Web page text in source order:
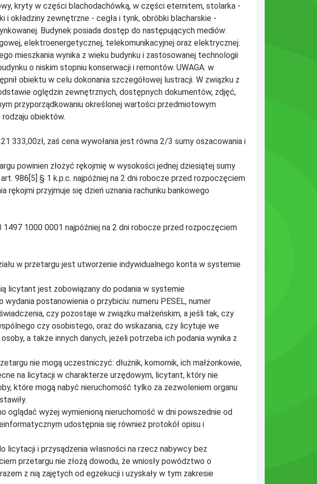
kryty w części blachodachówką, w części eternitem, stolarka -
i okładziny zewnętrzne - cegła i tynk, obróbki blacharskie -
Budynek posiada dostęp do następujących mediów:
elektroenergetycznej, telekomunikacyjnej oraz elektrycznej.
mieszkania wynika z wieku budynku i zastosowanej technologii
o niskim stopniu konserwacji i remontów. UWAGA: w
obiektu w celu dokonania szczegółowej lustracji. W związku z
oględzin zewnętrznych, dostępnych dokumentów, zdjęć,
przyporządkowaniu określonej wartości przedmiotowym
obiektów.
333,00zł, zaś cena wywołania jest równa 2/3 sumy oszacowania i
powinien złożyć rękojmię w wysokości jednej dziesiątej sumy
986[5] § 1 k.p.c. najpóźniej na 2 dni robocze przed rozpoczęciem
rękojmi przyjmuje się dzień uznania rachunku bankowego
1497 1000 0001 najpóźniej na 2 dni robocze przed rozpoczęciem
w przetargu jest utworzenie indywidualnego konta w systemie
licytant jest zobowiązany do podania w systemie
postanowienia o przybiciu: numeru PESEL, numer
czy pozostaje w związku małżeńskim, a jeśli tak, czy
czy osobistego, oraz do wskazania, czy licytuje we
a także innych danych, jeżeli potrzeba ich podania wynika z
nie mogą uczestniczyć: dłużnik, komornik, ich małżonkowie,
na licytacji w charakterze urzędowym, licytant, który nie
które mogą nabyć nieruchomość tylko za zezwoleniem organu
oglądać wyżej wymienioną nieruchomość w dni powszednie od
udostępnia się również protokół opisu i
licytacji i przysądzenia własności na rzecz nabywcy bez
przetargu nie złożą dowodu, że wniosły powództwo o
z nią zajętych od egzekucji i uzyskały w tym zakresie